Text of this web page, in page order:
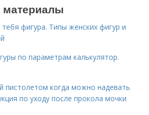
тебя фигура. Типы женских фигур и
по параметрам калькулятор.
пистолетом когда можно надевать
по уходу после прокола мочки